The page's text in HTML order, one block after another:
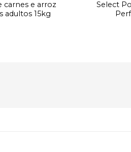
carnes e arroz
adultos 15kg
Select